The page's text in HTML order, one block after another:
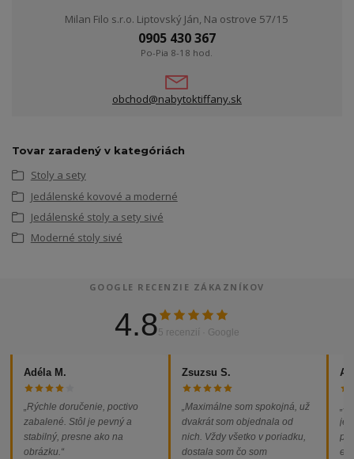
Milan Filo s.r.o. Liptovský Ján, Na ostrove 57/15
0905 430 367
Po-Pia 8-18 hod.
obchod@nabytoktiffany.sk
Tovar zaradený v kategóriách
Stoly a sety
Jedálenské kovové a moderné
Jedálenské stoly a sety sivé
Moderné stoly sivé
GOOGLE RECENZIE ZÁKAZNÍKOV
4.85 recenzií · Google
Adéla M.
„Rýchle doručenie, poctivo
zabalené. Stôl je pevný a
stabilný, presne ako na
obrázku.“
Zsuzsu S.
„Maximálne som spokojná, už
dvakrát som objednala od
nich. Vždy všetko v poriadku,
dostala som čo som